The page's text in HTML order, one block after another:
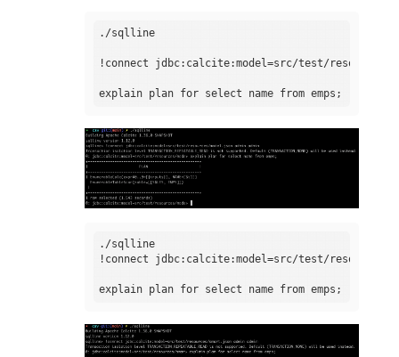
./sqlline
!connect jdbc:calcite:model=src/test/resources/
./sqlline
!connect jdbc:calcite:model=src/test/resources/